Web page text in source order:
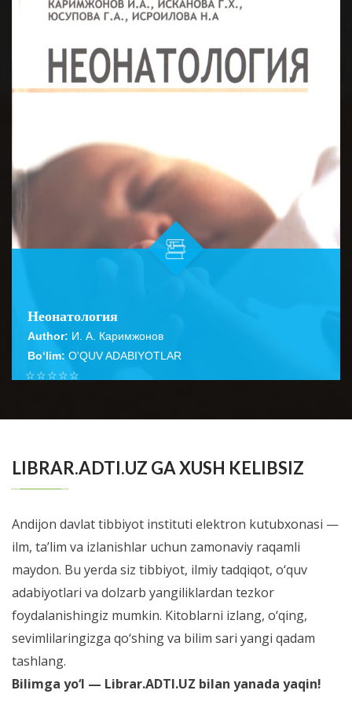
Неонатология
Author: И. А. Каримжонов
Bo‘lim: O'QUV ADABIYOTLAR
☆
☆
☆
☆
☆
LIBRAR.ADTI.UZ GA XUSH KELIBSIZ
Andijon davlat tibbiyot instituti elektron kutubxonasi —
ilm, ta’lim va izlanishlar uchun zamonaviy raqamli
maydon. Bu yerda siz tibbiyot, ilmiy tadqiqot, o‘quv
adabiyotlari va dolzarb yangiliklardan tezkor
foydalanishingiz mumkin. Kitoblarni izlang, o‘qing,
sevimlilaringizga qo‘shing va bilim sari yangi qadam
tashlang.
Bilimga yo‘l — Librar.ADTI.UZ bilan yanada yaqin!